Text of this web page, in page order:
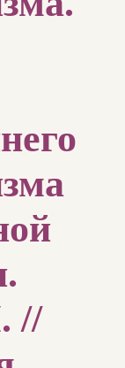
//